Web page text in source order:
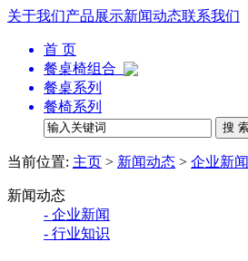
关于我们产品展示新闻动态联系我们
首 页
餐桌椅组合
餐桌系列
餐椅系列
当前位置: 主页 > 新闻动态 > 企业新闻
新闻动态
- 企业新闻
- 行业知识